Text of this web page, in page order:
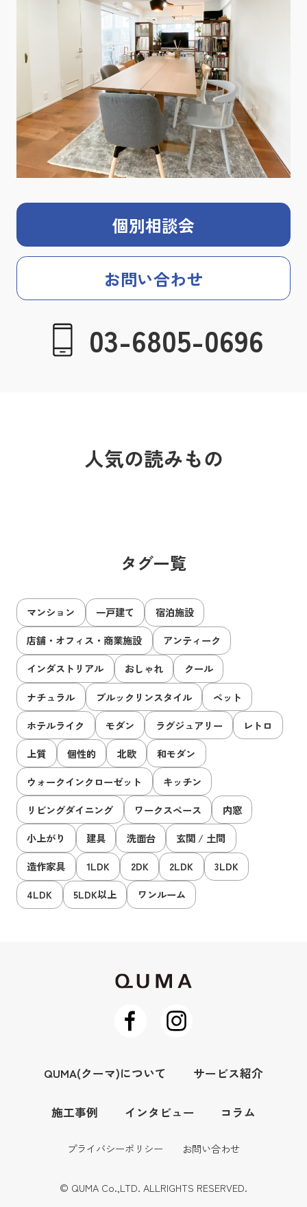
個別相談会
お問い合わせ
03-6805-0696
人気の読みもの
タグ一覧
マンション 一戸建て
宿泊施設
店舗・オフィス・商業施設
アンティーク
インダストリアル
おしゃれ
クール
ナチュラル
ブルックリンスタイル
ペット
ホテルライク
モダン ラグジュアリー
レトロ
上質
個性的 北欧
和モダン
ウォークインクローゼット
キッチン
リビングダイニング
ワークスペース
内窓
小上がり
建具 洗面台
玄関 / 土間
造作家具
1LDK 2DK 2LDK
3LDK
4LDK
5LDK以上 ワンルーム
QUMA(クーマ)について サービス紹介
施工事例 インタビュー コラム
プライバシーポリシー お問い合わせ
© QUMA Co.,LTD. ALLRIGHTS RESERVED.